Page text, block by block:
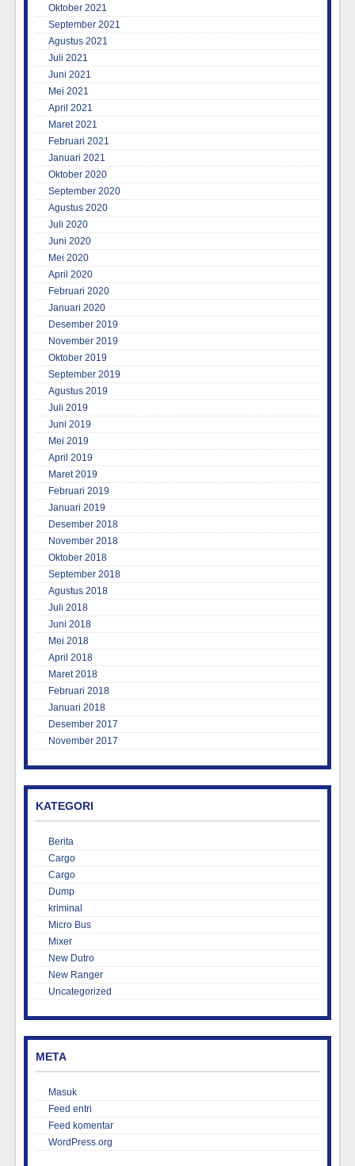
Oktober 2021
September 2021
Agustus 2021
Juli 2021
Juni 2021
Mei 2021
April 2021
Maret 2021
Februari 2021
Januari 2021
Oktober 2020
September 2020
Agustus 2020
Juli 2020
Juni 2020
Mei 2020
April 2020
Februari 2020
Januari 2020
Desember 2019
November 2019
Oktober 2019
September 2019
Agustus 2019
Juli 2019
Juni 2019
Mei 2019
April 2019
Maret 2019
Februari 2019
Januari 2019
Desember 2018
November 2018
Oktober 2018
September 2018
Agustus 2018
Juli 2018
Juni 2018
Mei 2018
April 2018
Maret 2018
Februari 2018
Januari 2018
Desember 2017
November 2017
KATEGORI
Berita
Cargo
Cargo
Dump
kriminal
Micro Bus
Mixer
New Dutro
New Ranger
Uncategorized
META
Masuk
Feed entri
Feed komentar
WordPress.org